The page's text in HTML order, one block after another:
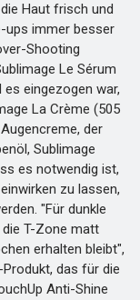
Haut frisch und
ups immer besser
Shooting
Le Sérum
es eingezogen war,
La Crème (505
der
Sublimage
es notwendig ist,
zu lassen,
"Für dunkle
T-Zone matt
erhalten bleibt",
das für die
Anti-Shine